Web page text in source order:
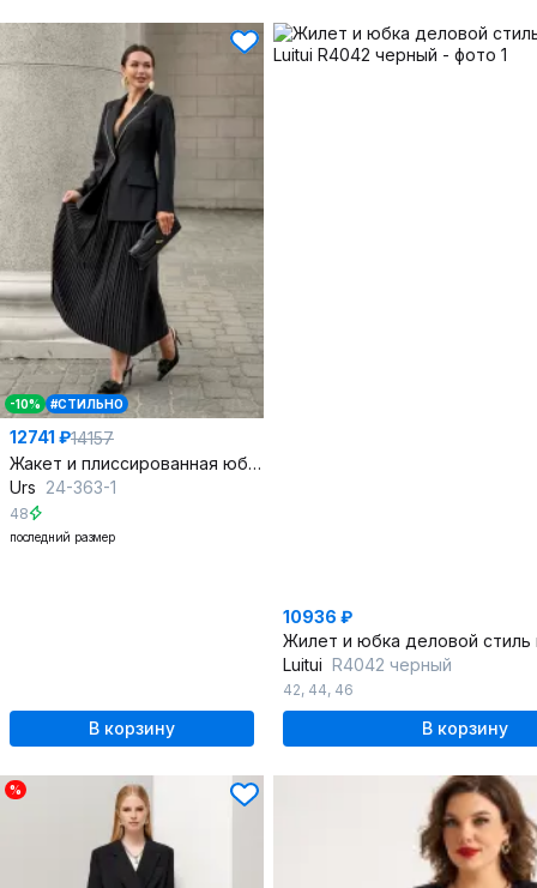
-10% #СТИЛЬНО
12741 ₽14157
Жакет и плиссированная юбка элегантный комплект
Urs 24-363-1
48
последний размер
В корзину
10936 ₽
Жилет и юбка деловой стиль
Luitui R4042 черный
42, 44, 46
В корзину
%